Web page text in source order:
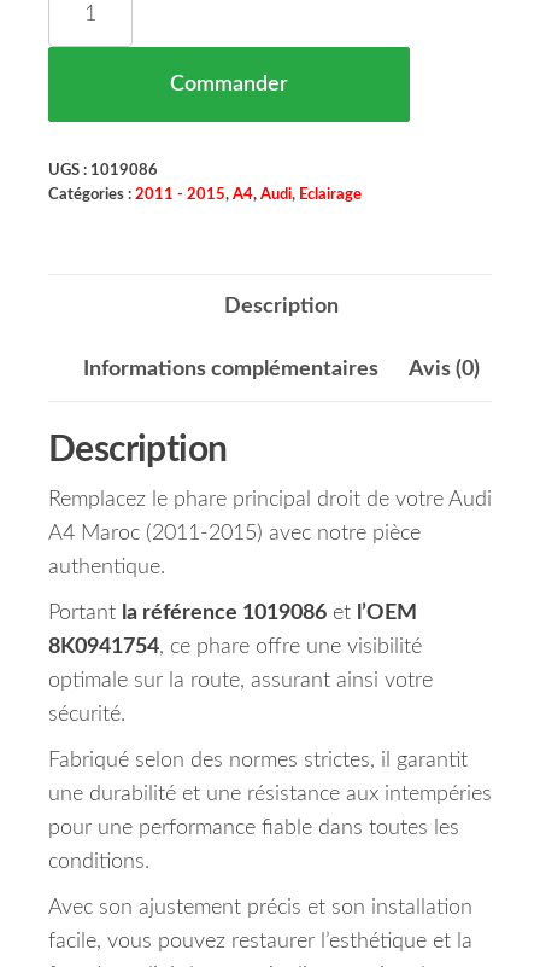
Commander
UGS : 1019086
Catégories : 2011 - 2015, A4, Audi, Eclairage
Description
Informations complémentaires Avis (0)
Description
Remplacez le phare principal droit de votre Audi
A4 Maroc (2011-2015) avec notre pièce
authentique.
Portant la référence 1019086 et l’OEM
8K0941754, ce phare offre une visibilité
optimale sur la route, assurant ainsi votre
sécurité.
Fabriqué selon des normes strictes, il garantit
une durabilité et une résistance aux intempéries
pour une performance fiable dans toutes les
conditions.
Avec son ajustement précis et son installation
facile, vous pouvez restaurer l’esthétique et la